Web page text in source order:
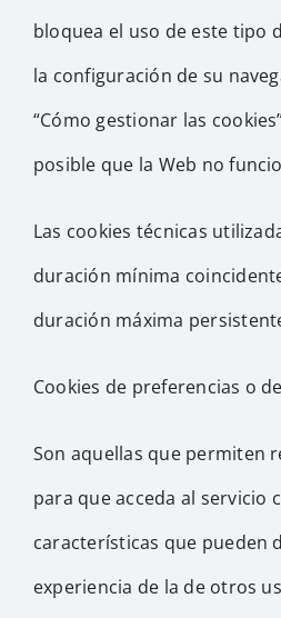
bloquea el uso de este tipo
la configuración de su
“Cómo gestionar las
posible que la Web no
Las cookies técnicas
duración mínima
duración máxima
Cookies de preferencias o
Son aquellas que permiten
para que acceda al servicio
características que pueden
experiencia de la de otros